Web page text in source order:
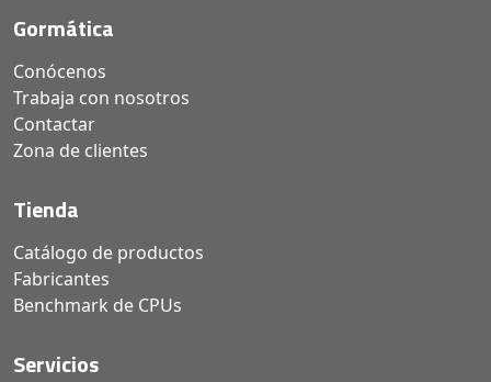
Gormática
Conócenos
Trabaja con nosotros
Contactar
Zona de clientes
Tienda
Catálogo de productos
Fabricantes
Benchmark de CPUs
Servicios